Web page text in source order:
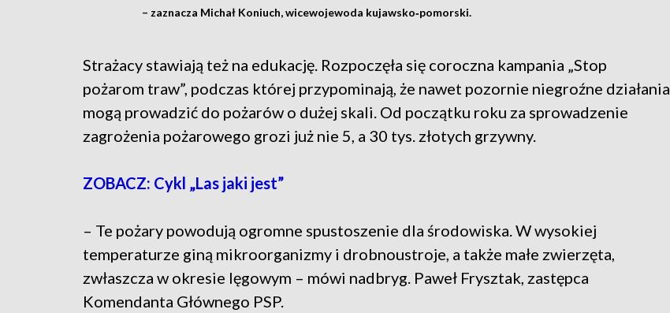
– zaznacza Michał Koniuch, wicewojewoda kujawsko‑pomorski.
Strażacy stawiają też na edukację. Rozpoczęła się coroczna kampania „Stop
pożarom traw”, podczas której przypominają, że nawet pozornie niegroźne działania
mogą prowadzić do pożarów o dużej skali. Od początku roku za sprowadzenie
zagrożenia pożarowego grozi już nie 5, a 30 tys. złotych grzywny.
ZOBACZ: Cykl „Las jaki jest”
– Te pożary powodują ogromne spustoszenie dla środowiska. W wysokiej
temperaturze giną mikroorganizmy i drobnoustroje, a także małe zwierzęta,
zwłaszcza w okresie lęgowym – mówi nadbryg. Paweł Frysztak, zastępca
Komendanta Głównego PSP.